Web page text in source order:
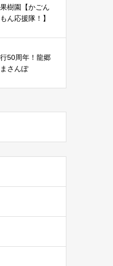
樹園【かごん
ん応援隊！】
50周年！龍郷
さんぽ